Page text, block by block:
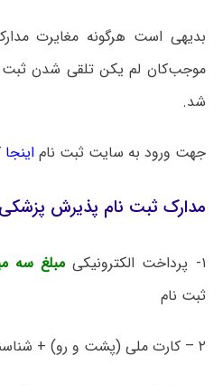
بدیهی است هرگونه مغایرت
موجب‌کان لم یکن تلقی شدن ثبت
شد.
جهت ورود به سایت ثبت ناماینجا
مدارک ثبت نام پذیرش پزشکی از
۱- پرداخت الکترونیکی مبلغ سه
ثبت نام
۲ – کارت ملی (پشت و رو) + شناسنامه